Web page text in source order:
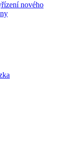
nového